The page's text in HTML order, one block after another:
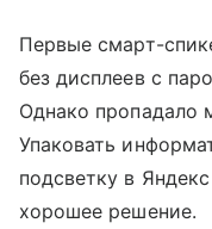
Первые смарт-
без дисплеев с
Однако пропадало
Упаковать
подсветку в
хорошее решение.